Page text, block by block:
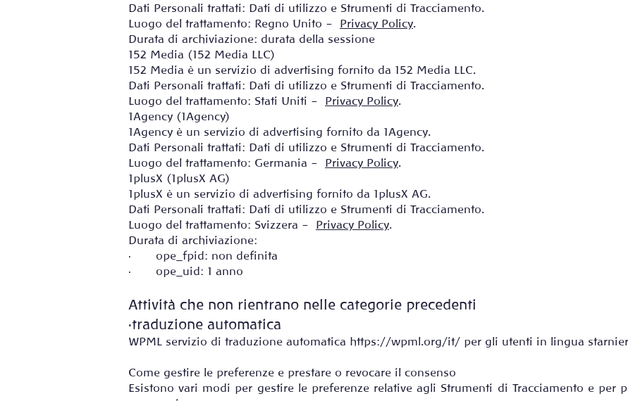
Dati Personali trattati: Dati di utilizzo e Strumenti di Tracciamento.
Luogo del trattamento: Regno Unito – Privacy Policy.
Durata di archiviazione: durata della sessione
152 Media (152 Media LLC)
152 Media è un servizio di advertising fornito da 152 Media LLC.
Dati Personali trattati: Dati di utilizzo e Strumenti di Tracciamento.
Luogo del trattamento: Stati Uniti – Privacy Policy.
1Agency (1Agency)
1Agency è un servizio di advertising fornito da 1Agency.
Dati Personali trattati: Dati di utilizzo e Strumenti di Tracciamento.
Luogo del trattamento: Germania – Privacy Policy.
1plusX (1plusX AG)
1plusX è un servizio di advertising fornito da 1plusX AG.
Dati Personali trattati: Dati di utilizzo e Strumenti di Tracciamento.
Luogo del trattamento: Svizzera – Privacy Policy.
Durata di archiviazione:
· ope_fpid: non definita
· ope_uid: 1 anno
Attività che non rientrano nelle categorie precedenti
·traduzione automatica
WPML servizio di traduzione automatica https://wpml.org/it/ per gli utenti in lingua
Come gestire le preferenze e prestare o revocare il consenso
Esistono vari modi per gestire le preferenze relative agli Strumenti di Tracciamento e per